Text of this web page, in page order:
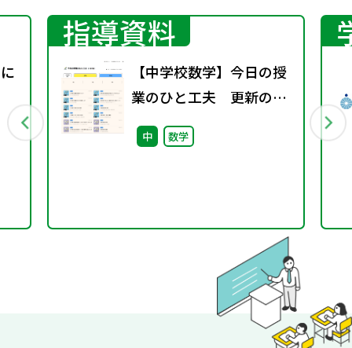
指導資料
【中学校数学】今日の授
業のひと工夫 更新のお
知らせ
中 数学